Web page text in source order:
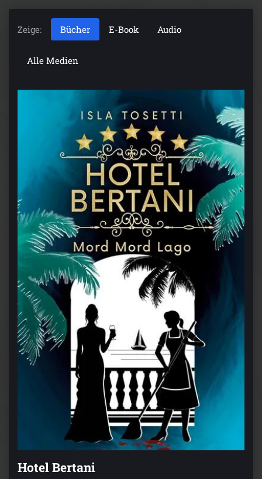
Zeige: Bücher E-Book Audio
Alle Medien
Hotel Bertani